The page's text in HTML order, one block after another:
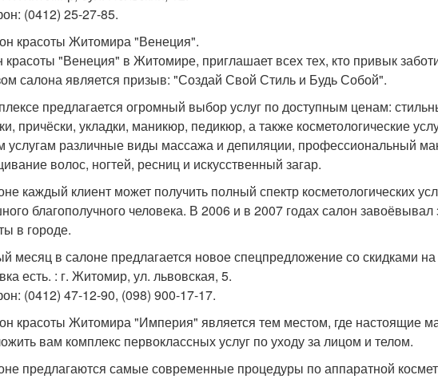
(0412) 25-27-85.
красоты Житомира "Венеция".
"Венеция" в Житомире, приглашает всех тех, кто привык
салона является призыв: "Создай Свой Стиль и Будь Собой".
предлагается огромный выбор услуг по доступным ценам:
причёски, укладки, маникюр, педикюр, а также косметологические
услугам различные виды массажа и депиляции, профессиональный
волос, ногтей, ресниц и искусственный загар.
каждый клиент может получить полный спектр косметологических
благополучного человека. В 2006 и в 2007 годах салон
в городе.
месяц в салоне предлагается новое спецпредложение со скидками
есть. : г. Житомир, ул. львовская, 5.
(0412) 47-12-90, (098) 900-17-17.
красоты Житомира "Империя" является тем местом, где настоящие
вам комплекс первоклассных услуг по уходу за лицом и телом.
предлагаются самые современные процедуры по аппаратной